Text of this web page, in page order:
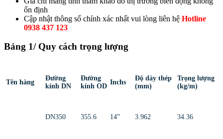
ổn định
Cập nhật thông số chính xác nhất vui lòng liên hệ Hotline
0938 437 123
Bảng 1/ Quy cách trọng lượng
Tên hàng
Đường
kính DN
Đường
kính OD
Inchs
Độ dày thép
(mm)
Trọng lượng
(kg/m)
DN350 355.6 14” 3.962 34.36